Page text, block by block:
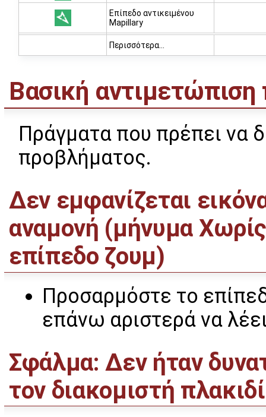
Επίπεδο αντικειμένου
Mapillary
Περισσότερα...
Βασική
Πράγματα που πρέπει να
προβλήματος.
Δεν εμφανίζεται
αναμονή (μήνυμα
επίπεδο ζουμ)
Προσαρμόστε το
επάνω αριστερά να
Σφάλμα: Δεν ήταν
τον διακομιστή